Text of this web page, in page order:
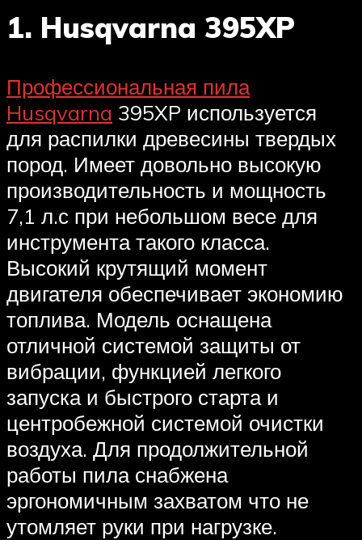
1. Husqvarna 395XP
Профессиональная пила
Husqvarna 395XP используется
для распилки древесины твердых
пород. Имеет довольно высокую
производительность и мощность
7,1 л.с при небольшом весе для
инструмента такого класса.
Высокий крутящий момент
двигателя обеспечивает экономию
топлива. Модель оснащена
отличной системой защиты от
вибрации, функцией легкого
запуска и быстрого старта и
центробежной системой очистки
воздуха. Для продолжительной
работы пила снабжена
эргономичным захватом что не
утомляет руки при нагрузке.